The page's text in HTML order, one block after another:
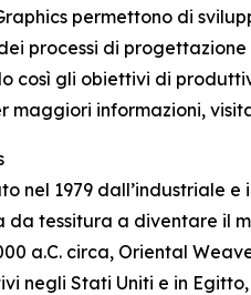
permettono di
processi di
così gli obiettivi di
maggiori informazioni,
nel 1979 dall’industriale
da tessitura a diventare
a.C. circa, Oriental
negli Stati Uniti e in